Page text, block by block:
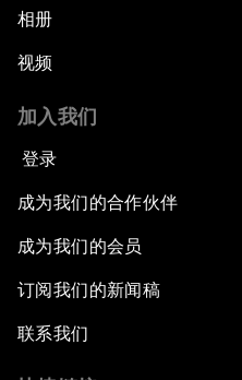
相册
视频
加入我们
登录
成为我们的合作伙伴
成为我们的会员
订阅我们的新闻稿
联系我们